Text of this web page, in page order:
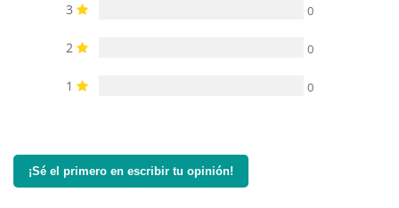
3 0
2 0
1 0
¡Sé el primero en escribir tu opinión!